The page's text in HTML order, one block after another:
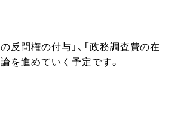
反問権の付与」、「政務調査費の在
を進めていく予定です。